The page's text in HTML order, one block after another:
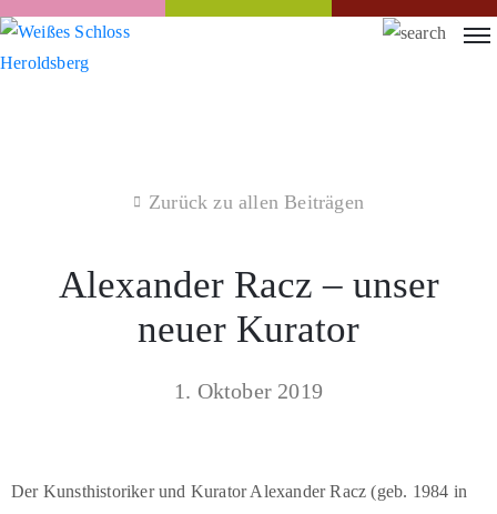
Zurück zu allen Beiträgen
Alexander Racz – unser
neuer Kurator
1. Oktober 2019
Der Kunsthistoriker und Kurator Alexander Racz (geb. 1984 in